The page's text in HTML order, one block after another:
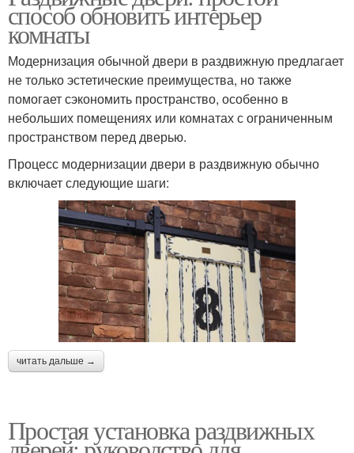
способ обновить интерьер
комнаты
Модернизация обычной двери в раздвижную предлагает
не только эстетические преимущества, но также
помогает сэкономить пространство, особенно в
небольших помещениях или комнатах с ограниченным
пространством перед дверью.
Процесс модернизации двери в раздвижную обычно
включает следующие шаги:
читать дальше →
Простая установка раздвижных